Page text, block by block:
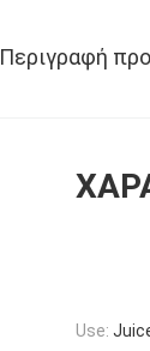
Περιγραφή
Use: